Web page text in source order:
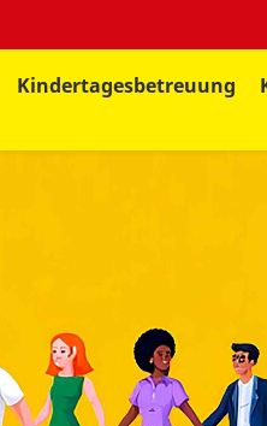
Kindertagesbetreuung